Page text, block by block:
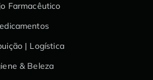
Farmacêutico
| Logística
& Beleza